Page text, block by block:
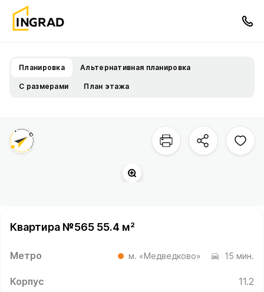
Планировка Альтернативная планировка
С размерами План этажа
Квартира №565 55.4 м²
Метро м. «Медведково» 15 мин.
Корпус 11.2